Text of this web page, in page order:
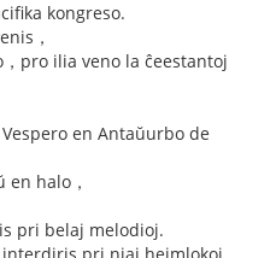
kongreso.
，
pro ilia veno la ĉeestantoj
en Antaŭurbo de
en halo，
pri belaj melodioj.